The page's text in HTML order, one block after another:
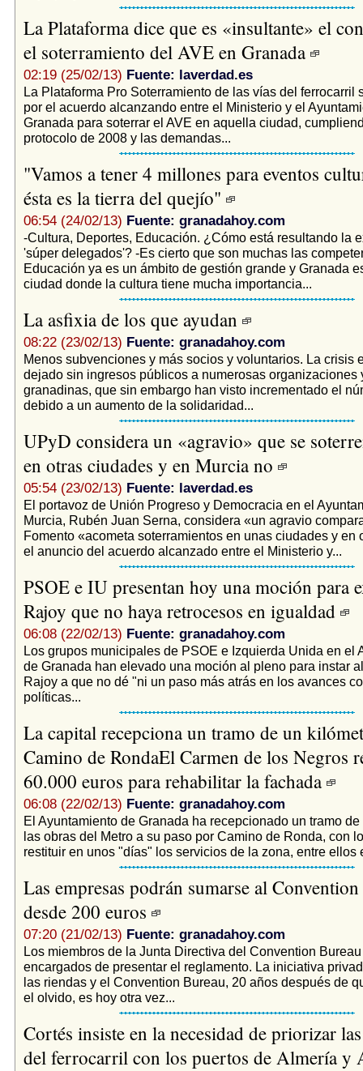
La Plataforma dice que es «insultante» el
el soterramiento del AVE en Granada
02:19 (25/02/13) Fuente: laverdad.es
La Plataforma Pro Soterramiento de las vías del ferrocarril
por el acuerdo alcanzando entre el Ministerio y el
Granada para soterrar el AVE en aquella ciudad,
protocolo de 2008 y las demandas...
"Vamos a tener 4 millones para eventos
ésta es la tierra del quejío"
06:54 (24/02/13) Fuente: granadahoy.com
-Cultura, Deportes, Educación. ¿Cómo está resultando la
'súper delegados'? -Es cierto que son muchas las
Educación ya es un ámbito de gestión grande y Granada
ciudad donde la cultura tiene mucha importancia...
La asfixia de los que ayudan
08:22 (23/02/13) Fuente: granadahoy.com
Menos subvenciones y más socios y voluntarios. La crisis
dejado sin ingresos públicos a numerosas organizaciones
granadinas, que sin embargo han visto incrementado el
debido a un aumento de la solidaridad...
UPyD considera un «agravio» que se
en otras ciudades y en Murcia no
05:54 (23/02/13) Fuente: laverdad.es
El portavoz de Unión Progreso y Democracia en el
Murcia, Rubén Juan Serna, considera «un agravio
Fomento «acometa soterramientos en unas ciudades y en
el anuncio del acuerdo alcanzado entre el Ministerio y...
PSOE e IU presentan hoy una moción para
Rajoy que no haya retrocesos en igualdad
06:08 (22/02/13) Fuente: granadahoy.com
Los grupos municipales de PSOE e Izquierda Unida en el
de Granada han elevado una moción al pleno para instar
Rajoy a que no dé "ni un paso más atrás en los avances
políticas...
La capital recepciona un tramo de un
Camino de RondaEl Carmen de los Negros
60.000 euros para rehabilitar la fachada
06:08 (22/02/13) Fuente: granadahoy.com
El Ayuntamiento de Granada ha recepcionado un tramo
las obras del Metro a su paso por Camino de Ronda, con
restituir en unos "días" los servicios de la zona, entre ellos
Las empresas podrán sumarse al
desde 200 euros
07:20 (21/02/13) Fuente: granadahoy.com
Los miembros de la Junta Directiva del Convention
encargados de presentar el reglamento. La iniciativa
las riendas y el Convention Bureau, 20 años después de
el olvido, es hoy otra vez...
Cortés insiste en la necesidad de priorizar
del ferrocarril con los puertos de Almería y